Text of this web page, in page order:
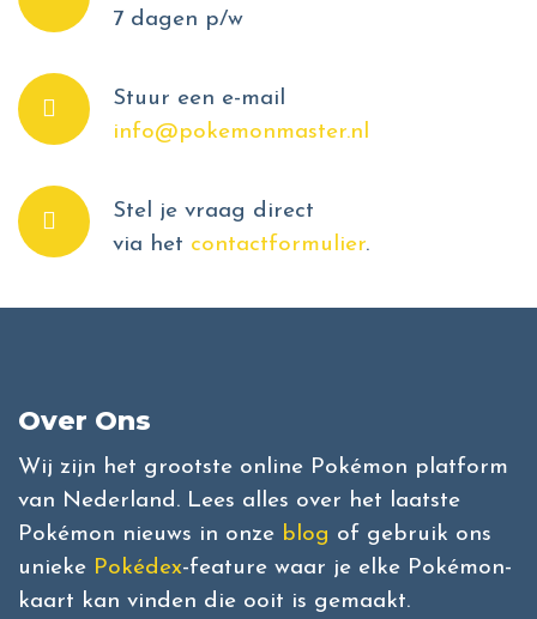
7 dagen p/w
Stuur een e-mail
info@pokemonmaster.nl
Stel je vraag direct
via het contactformulier.
Over Ons
Wij zijn het grootste online Pokémon platform
van Nederland. Lees alles over het laatste
Pokémon nieuws in onze blog of gebruik ons
unieke Pokédex-feature waar je elke Pokémon-
kaart kan vinden die ooit is gemaakt.